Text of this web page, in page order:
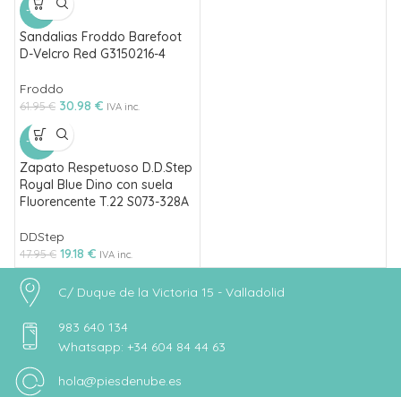
-50%
Sandalias Froddo Barefoot
D-Velcro Red G3150216-4
Froddo
61.95€ 30.98 € IVA inc.
-60%
Zapato Respetuoso D.D.Step
Royal Blue Dino con suela
Fluorencente T.22 S073-328A
DDStep
47.95€ 19.18 € IVA inc.
C/ Duque de la Victoria 15 - Valladolid
983 640 134
Whatsapp: +34 604 84 44 63
hola@piesdenube.es